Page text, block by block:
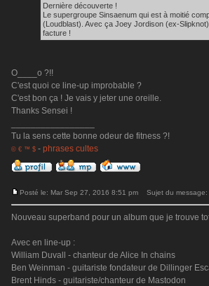
Dernière découverte !
Le supergroupe Sinsaenum qui est à moitié
(Loudblast). Avec ça Joey Jordison (ex-
facture !
O____o ?!!
C'est quoi ce line-up improbable ?
C'est bon ça ! Je vais y jeter une oreille.
Thanks Sensei !
Tu la sens cette bonne odeur de fitness ?!
© € ™ $ - phrases cultes
Posté le: Mar Sep 27, 2016 8:51 pm Sujet du message:
Nouveau superband pour un album que je trouve
Avec en line-up :
William Duvall - chanteur de Alice In chains
Ben Weinman - guitariste fondateur de Dillinger
Brent Hinds - guitariste/chanteur de Mastodon